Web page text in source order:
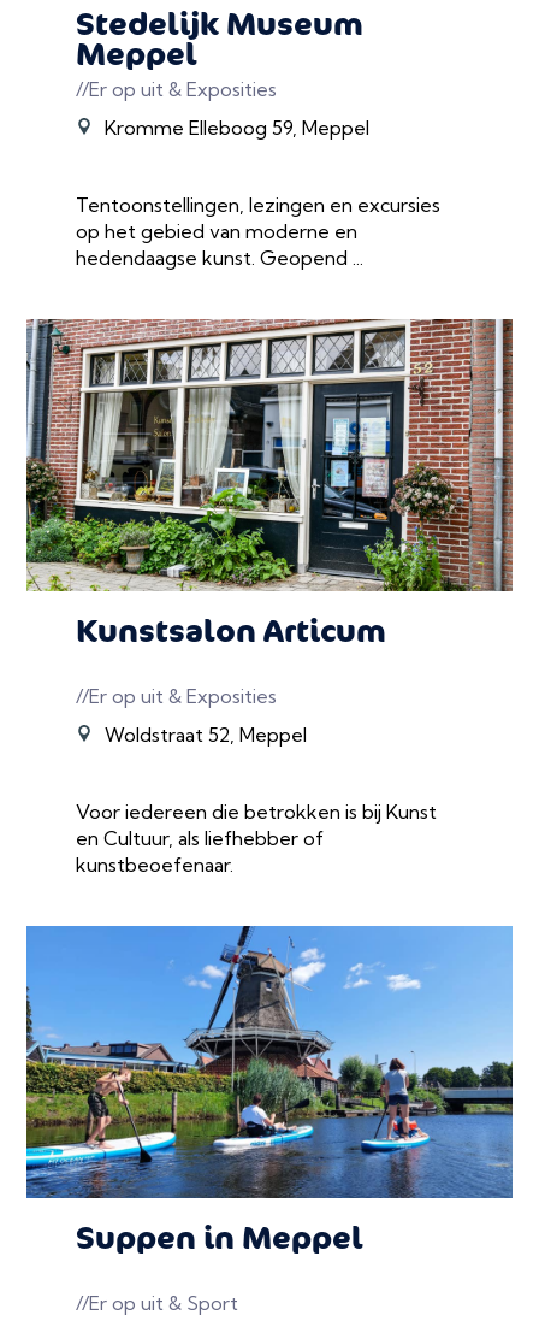
Stedelijk Museum
Meppel
//Er op uit & Exposities
Kromme Elleboog 59, Meppel
Tentoonstellingen, lezingen en excursies
op het gebied van moderne en
hedendaagse kunst. Geopend ...
Kunstsalon Articum
//Er op uit & Exposities
Woldstraat 52, Meppel
Voor iedereen die betrokken is bij Kunst
en Cultuur, als liefhebber of
kunstbeoefenaar.
Suppen in Meppel
//Er op uit & Sport